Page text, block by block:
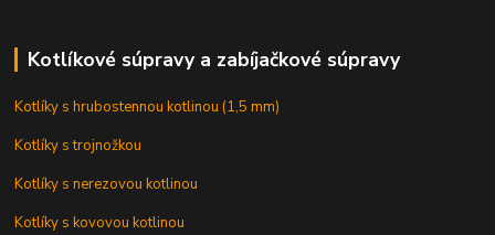
Kotlíkové súpravy a zabíjačkové súpravy
Kotlíky s hrubostennou kotlinou (1,5 mm)
Kotlíky s trojnožkou
Kotlíky s nerezovou kotlinou
Kotlíky s kovovou kotlinou